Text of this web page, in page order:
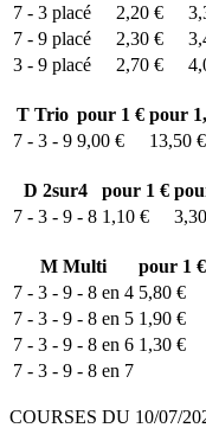
7 - 3 placé 2,20 €
7 - 9 placé 2,30 €
3 - 9 placé 2,70 €
T Trio pour 1 € pour
7 - 3 - 9 9,00 € 13,50 €
D 2sur4 pour 1 €
7 - 3 - 9 - 8 1,10 €
M Multi pour 1 €
7 - 3 - 9 - 8 en 4 5,80 €
7 - 3 - 9 - 8 en 5 1,90 €
7 - 3 - 9 - 8 en 6 1,30 €
7 - 3 - 9 - 8 en 7
COURSES DU 10/07/